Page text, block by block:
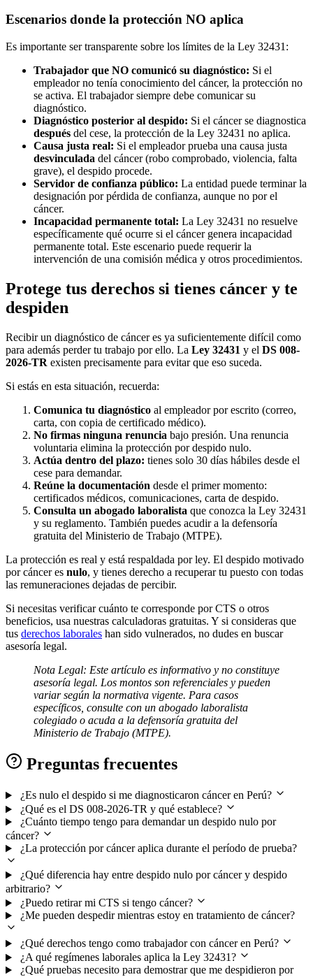
Escenarios donde la protección NO aplica
Es importante ser transparente sobre los límites de la Ley 32431:
Trabajador que NO comunicó su diagnóstico: Si el
empleador no tenía conocimiento del cáncer, la protección no
se activa. El trabajador siempre debe comunicar su
diagnóstico.
Diagnóstico posterior al despido: Si el cáncer se diagnostica
después del cese, la protección de la Ley 32431 no aplica.
Causa justa real: Si el empleador prueba una causa justa
desvinculada del cáncer (robo comprobado, violencia, falta
grave), el despido procede.
Servidor de confianza público: La entidad puede terminar la
designación por pérdida de confianza, aunque no por el
cáncer.
Incapacidad permanente total: La Ley 32431 no resuelve
específicamente qué ocurre si el cáncer genera incapacidad
permanente total. Este escenario puede requerir la
intervención de una comisión médica y otros procedimientos.
Protege tus derechos si tienes cáncer y te
despiden
Recibir un diagnóstico de cáncer es ya suficientemente difícil como
para además perder tu trabajo por ello. La Ley 32431 y el DS 008-
2026-TR existen precisamente para evitar que eso suceda.
Si estás en esta situación, recuerda:
Comunica tu diagnóstico al empleador por escrito (correo,
carta, con copia de certificado médico).
No firmas ninguna renuncia bajo presión. Una renuncia
voluntaria elimina la protección por despido nulo.
Actúa dentro del plazo: tienes solo 30 días hábiles desde el
cese para demandar.
Reúne la documentación desde el primer momento:
certificados médicos, comunicaciones, carta de despido.
Consulta un abogado laboralista que conozca la Ley 32431
y su reglamento. También puedes acudir a la defensoría
gratuita del Ministerio de Trabajo (MTPE).
La protección es real y está respaldada por ley. El despido motivado
por cáncer es nulo, y tienes derecho a recuperar tu puesto con todas
las remuneraciones dejadas de percibir.
Si necesitas verificar cuánto te corresponde por CTS o otros
beneficios, usa nuestras calculadoras gratuitas. Y si consideras que
tus derechos laborales han sido vulnerados, no dudes en buscar
asesoría legal.
Nota Legal: Este artículo es informativo y no constituye
asesoría legal. Los montos son referenciales y pueden
variar según la normativa vigente. Para casos
específicos, consulte con un abogado laboralista
colegiado o acuda a la defensoría gratuita del
Ministerio de Trabajo (MTPE).
Preguntas frecuentes
¿Es nulo el despido si me diagnosticaron cáncer en Perú?
¿Qué es el DS 008-2026-TR y qué establece?
¿Cuánto tiempo tengo para demandar un despido nulo por
cáncer?
¿La protección por cáncer aplica durante el período de prueba?
¿Qué diferencia hay entre despido nulo por cáncer y despido
arbitrario?
¿Puedo retirar mi CTS si tengo cáncer?
¿Me pueden despedir mientras estoy en tratamiento de cáncer?
¿Qué derechos tengo como trabajador con cáncer en Perú?
¿A qué regímenes laborales aplica la Ley 32431?
¿Qué pruebas necesito para demostrar que me despidieron por